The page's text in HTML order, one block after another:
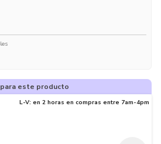
este producto
L-V: en 2 horas en compras entre 7am-4pm